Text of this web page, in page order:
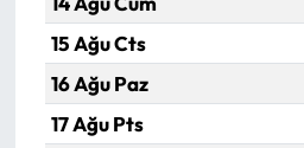
15 Ağu Cts
16 Ağu Paz
17 Ağu Pts